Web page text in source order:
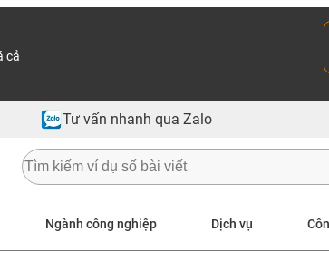
cả
Tư vấn nhanh qua Zalo
Ngành công nghiệp Dịch vụ